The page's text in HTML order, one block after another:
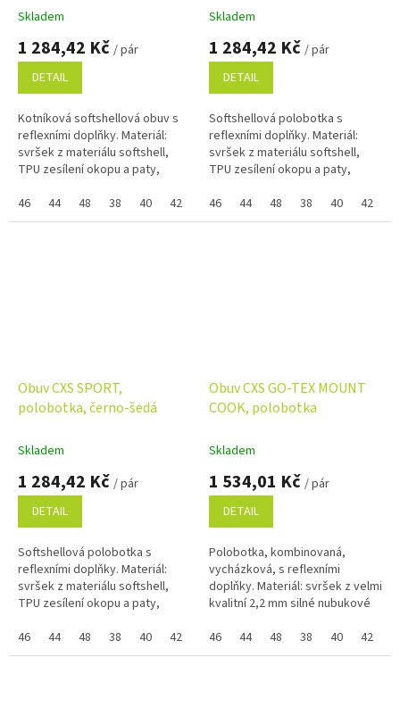
Skladem
1 284,42 Kč / pár
DETAIL
Kotníková softshellová obuv s
reflexními doplňky. Materiál:
svršek z materiálu softshell,
TPU zesílení okopu a paty,
SHIELD (pouze u šedé
varianty),...
46 44 48 38 40 42 36 39 41 43 45 37
Skladem
1 284,42 Kč / pár
DETAIL
Softshellová polobotka s
reflexními doplňky. Materiál:
svršek z materiálu softshell,
TPU zesílení okopu a paty,
pohodlná anatomická vkládací
stélka z...
46 44 48 38 40 42
Obuv CXS SPORT,
polobotka, černo-šedá
Skladem
1 284,42 Kč / pár
DETAIL
Softshellová polobotka s
reflexními doplňky. Materiál:
svršek z materiálu softshell,
TPU zesílení okopu a paty,
pohodlná anatomická vkládací
stélka z...
46 44 48 38 40 42 36 39 41 43 45 37
Obuv CXS GO-TEX MOUNT
COOK, polobotka
Skladem
1 534,01 Kč / pár
DETAIL
Polobotka, kombinovaná,
vycházková, s reflexními
doplňky. Materiál: svršek z velmi
kvalitní 2,2 mm silné nubukové
voděodolnou membránou
GOTEX, kombinovaná...
46 44 48 38 40 42